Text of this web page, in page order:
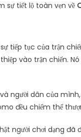
sự tiết lộ toàn vẹn về
tiếp tục của trận
vào trận chiến.
người dân của
đều chiếm thế
người chơi dạng